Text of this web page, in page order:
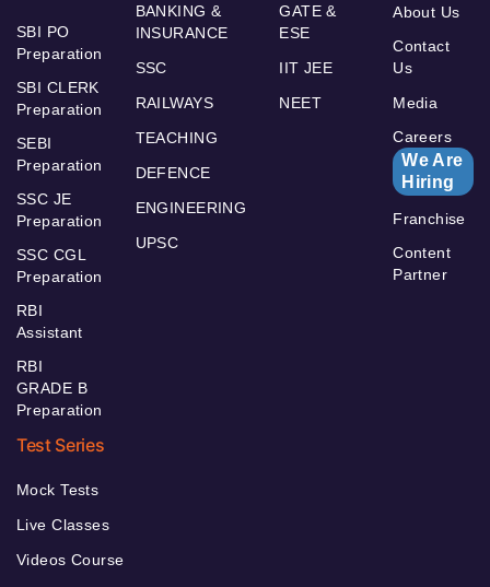
SBI PO
Preparation
SBI CLERK
Preparation
SEBI
Preparation
SSC JE
Preparation
SSC CGL
Preparation
RBI
Assistant
RBI
GRADE B
Preparation
BANKING &
INSURANCE
SSC
RAILWAYS
TEACHING
DEFENCE
ENGINEERING
UPSC
GATE &
ESE
IIT JEE
NEET
About Us
Contact
Us
Media
Careers
We Are
Hiring
Franchise
Content
Partner
Test Series
Mock Tests
Live Classes
Videos Course